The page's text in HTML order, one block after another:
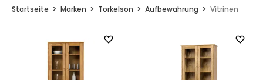
Startseite Marken Torkelson Aufbewahrung Vitrinen